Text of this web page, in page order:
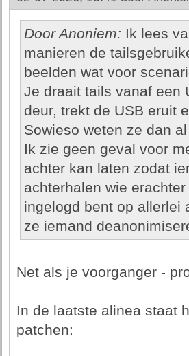
Door Anoniem: Ik lees
manieren de
beelden wat voor
Je draait tails vanaf een
deur, trekt de USB eruit
Sowieso weten ze dan
Ik zie geen geval voor
achter kan laten zodat
achterhalen wie
ingelogd bent op allerlei
ze iemand
Net als je voorganger -
In de laatste alinea staat
patchen: